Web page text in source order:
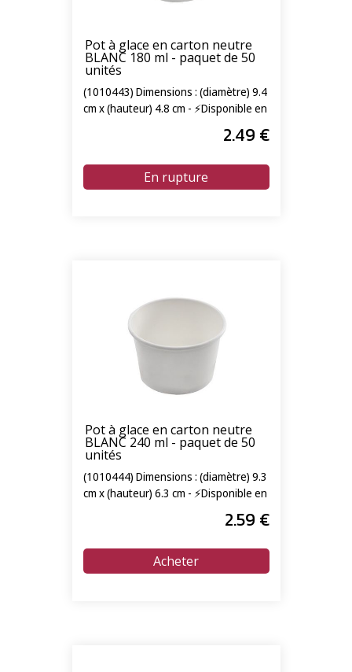
Pot à glace en carton neutre
BLANC 180 ml - paquet de 50
unités
(1010443) Dimensions : (diamètre) 9.4
cm x (hauteur) 4.8 cm - ⚡Disponible en
2.49 €
Pot à glace en carton neutre
BLANC 240 ml - paquet de 50
unités
(1010444) Dimensions : (diamètre) 9.3
cm x (hauteur) 6.3 cm - ⚡Disponible en
2.59 €